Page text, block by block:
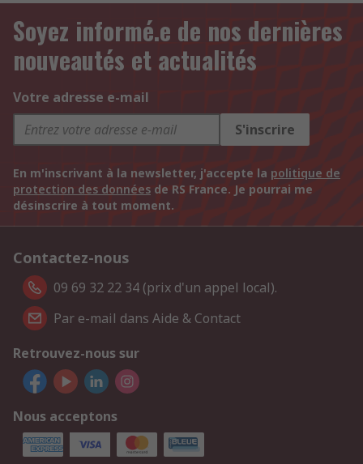
Soyez informé.e de nos dernières
nouveautés et actualités
Votre adresse e-mail
S'inscrire
En m'inscrivant à la newsletter, j'accepte la politique de
protection des données de RS France. Je pourrai me
désinscrire à tout moment.
Contactez-nous
09 69 32 22 34 (prix d'un appel local).
Par e-mail dans Aide & Contact
Retrouvez-nous sur
Nous acceptons